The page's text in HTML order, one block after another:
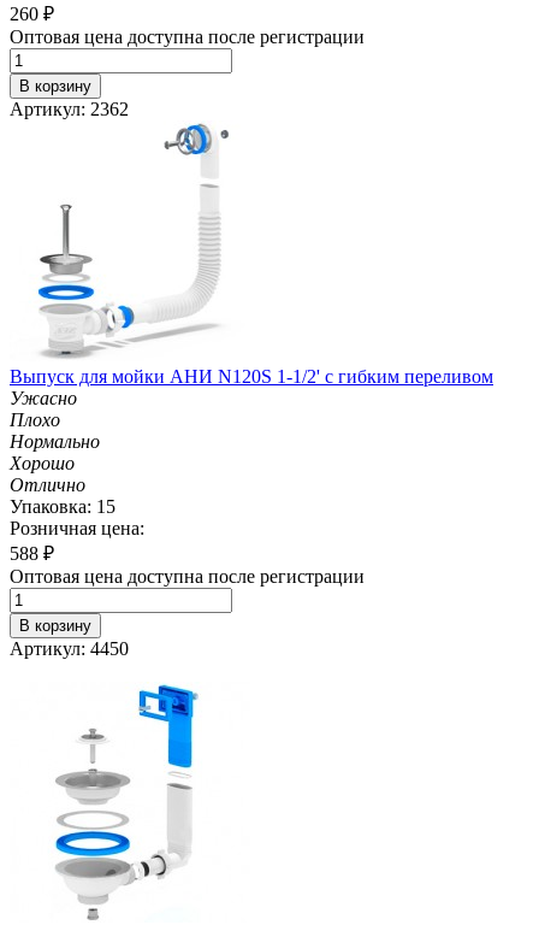
260 ₽
Оптовая цена доступна после регистрации
В корзину
Артикул: 2362
Выпуск для мойки АНИ N120S 1-1/2' с гибким переливом
Ужасно
Плохо
Нормально
Хорошо
Отлично
Упаковка: 15
Розничная цена:
588 ₽
Оптовая цена доступна после регистрации
В корзину
Артикул: 4450